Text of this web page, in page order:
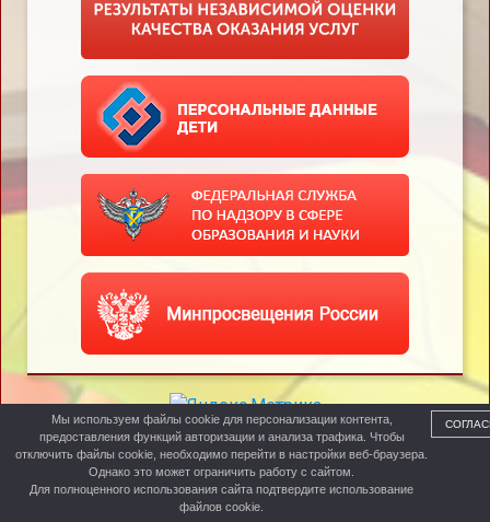
Мы используем файлы cookie для персонализации контента,
предоставления функций авторизации и анализа трафика. Чтобы
отключить файлы cookie, необходимо перейти в настройки веб-браузера.
Однако это может ограничить работу с сайтом.
Для полноценного использования сайта подтвердите использование
файлов cookie.